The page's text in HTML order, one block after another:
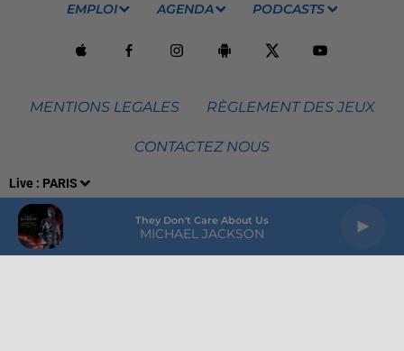
Live : PARIS
They Don't Care About Us
MICHAEL JACKSON
EMPLOI AGENDA PODCASTS
MENTIONS LEGALES RÈGLEMENT DES JEUX
CONTACTEZ NOUS
VOTRE PUBLICITÉ SUR EVASION
Plan du site